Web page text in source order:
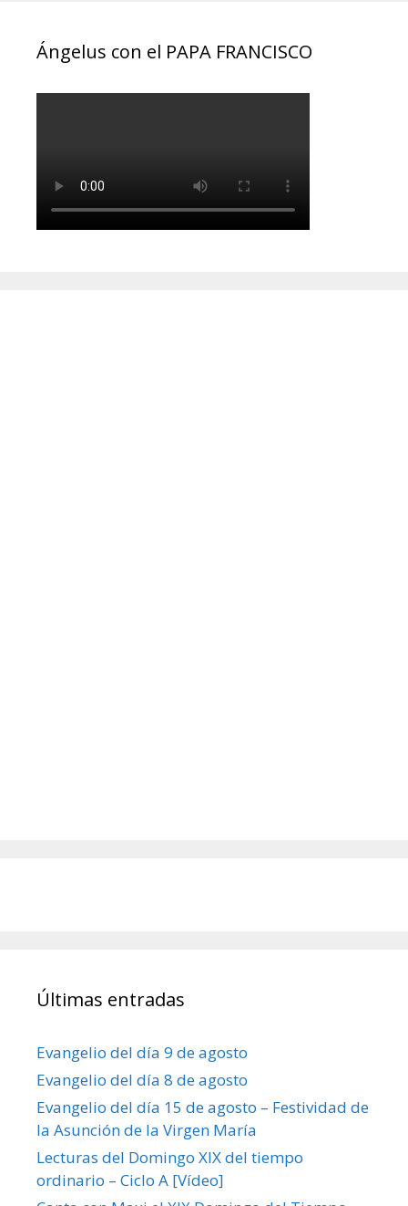
Ángelus con el PAPA FRANCISCO
Últimas entradas
Evangelio del día 9 de agosto
Evangelio del día 8 de agosto
Evangelio del día 15 de agosto – Festividad de
la Asunción de la Virgen María
Lecturas del Domingo XIX del tiempo
ordinario – Ciclo A [Vídeo]